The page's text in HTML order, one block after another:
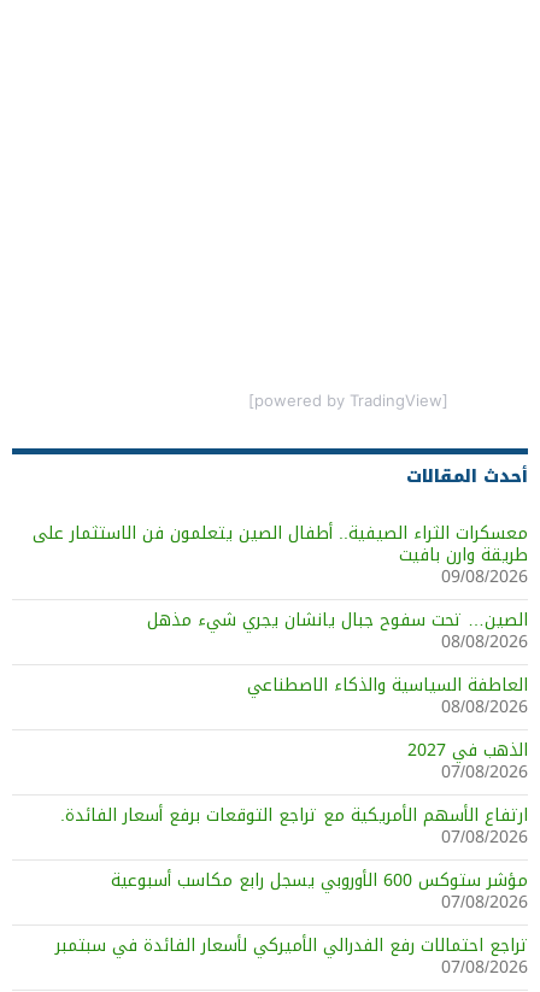
[powered by TradingView]
أحدث المقالات
معسكرات الثراء الصيفية.. أطفال الصين يتعلمون فن الاستثمار على
طريقة وارن بافيت
09/08/2026
الصين… تحت سفوح جبال يانشان يجري شيء مذهل
08/08/2026
العاطفة السياسية والذكاء الاصطناعي
08/08/2026
الذهب في 2027
07/08/2026
ارتفاع الأسهم الأمريكية مع تراجع التوقعات برفع أسعار الفائدة.
07/08/2026
مؤشر ستوكس 600 الأوروبي يسجل رابع مكاسب أسبوعية
07/08/2026
تراجع احتمالات رفع الفدرالي الأميركي لأسعار الفائدة في سبتمبر
07/08/2026